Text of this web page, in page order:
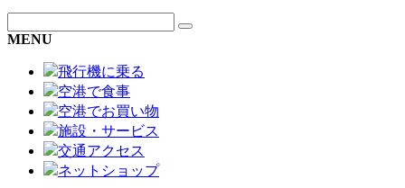
MENU
飛行機に乗る
空港で食事
空港でお買い物
施設・サービス
交通アクセス
ネットショップ